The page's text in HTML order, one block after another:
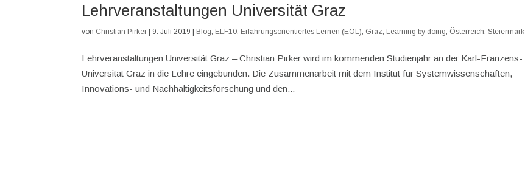
Lehrveranstaltungen Universität Graz
von Christian Pirker | 9. Juli 2019 | Blog ELF10 Erfahrungsorientiertes Lernen (EOL) Graz Learning by doing Österreich ,Steiermark
Lehrveranstaltungen Universität Graz – Christian Pirker wird im kommenden Studienjahr an der Karl-Franzens-
Universität Graz in die Lehre eingebunden. Die Zusammenarbeit mit dem Institut für Systemwissenschaften,
Innovations- und Nachhaltigkeitsforschung und den...